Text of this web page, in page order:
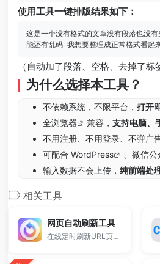
使用工具一键排版结果如下：
这是一个没有格式的文章没有段落也没有
能还有乱码 我想要整理成正常格式看起
（自动加了段落、空格、去掉了标
为什么选择本工具？
不依赖系统，不限平台， 打开
全浏览器 兼容， 支持电脑、
不用注册、不用登录、不弹广
可配合 WordPress
、微信
输入数据不会上传， 纯前端处
相关工具
网页自动刷新工具
在线定时刷新URL页面，可自定义刷新间隔秒数，实现自动刷新网页。